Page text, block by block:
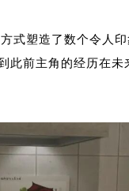
式塑造了数个令人
此前主角的经历在未